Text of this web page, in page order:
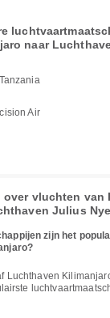
naar
Air
over vluchten van
Julius
zijn het
Luchthaven